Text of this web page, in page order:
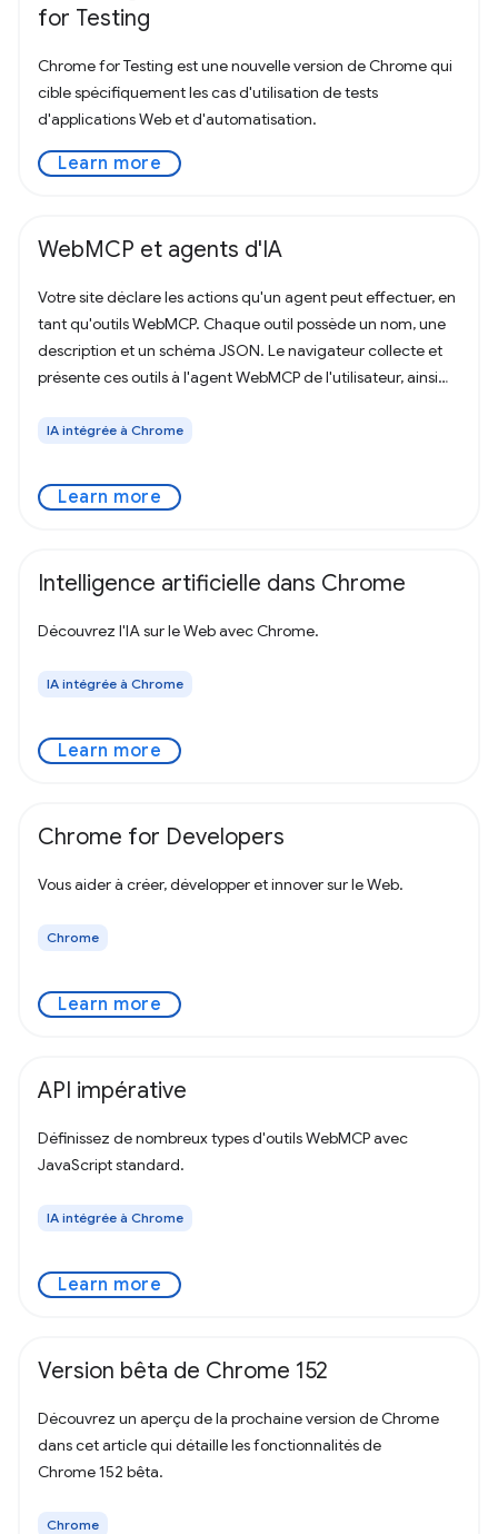
for Testing
Chrome for Testing est une nouvelle version de Chrome qui
cible spécifiquement les cas d'utilisation de tests
d'applications Web et d'automatisation.
Learn more
WebMCP et agents d'IA
Votre site déclare les actions qu'un agent peut effectuer, en
tant qu'outils WebMCP. Chaque outil possède un nom, une
description et un schéma JSON. Le navigateur collecte et
présente ces outils à l'agent WebMCP de l'utilisateur, ainsi
IA intégrée à Chrome
Learn more
Intelligence artificielle dans Chrome
Découvrez l'IA sur le Web avec Chrome.
IA intégrée à Chrome
Learn more
Chrome for Developers
Vous aider à créer, développer et innover sur le Web.
Chrome
Learn more
API impérative
Définissez de nombreux types d'outils WebMCP avec
JavaScript standard.
IA intégrée à Chrome
Learn more
Version bêta de Chrome 152
Découvrez un aperçu de la prochaine version de Chrome
dans cet article qui détaille les fonctionnalités de
Chrome 152 bêta.
Chrome